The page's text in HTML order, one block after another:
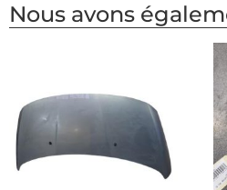
Nous avons